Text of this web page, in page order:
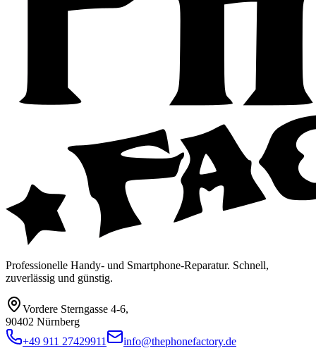
Professionelle Handy- und Smartphone-Reparatur. Schnell,
zuverlässig und günstig.
Vordere Sterngasse 4-6,
90402 Nürnberg
+49 911 27429911
info@thephonefactory.de